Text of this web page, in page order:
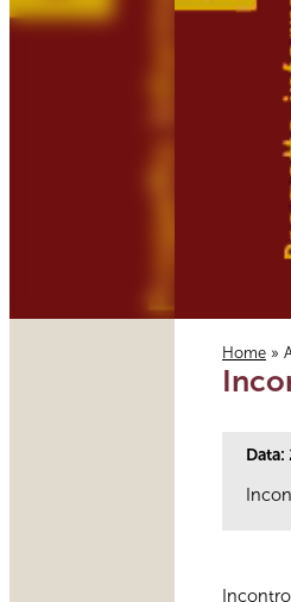
Tu
Home »
Data: